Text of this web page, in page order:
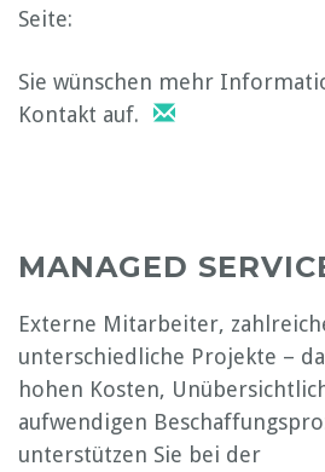
Seite:
Sie wünschen mehr
Kontakt auf.
MANAGED
Externe Mitarbeiter,
unterschiedliche Projekte –
hohen Kosten,
aufwendigen
unterstützen Sie bei der